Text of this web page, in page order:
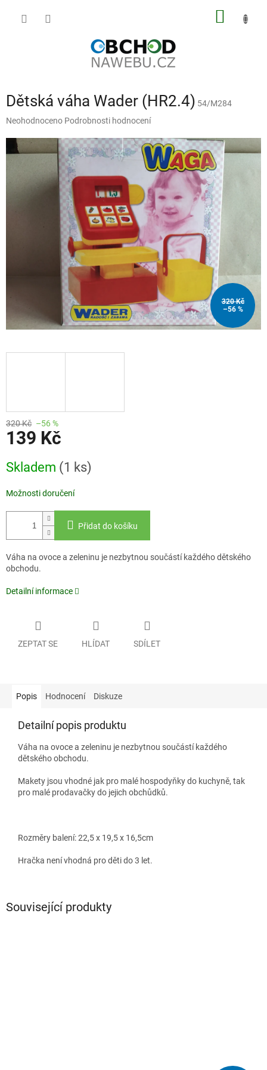
Dětská váha Wader (HR2.4) 54/M284
Průměrné
produktu
je
Neohodnoceno Podrobnosti hodnocení
320 Kč
–56 %
320 Kč –56 %
139 Kč
cena:
Skladem (1 ks)
Možnosti doručení
Přidat do košíku
Váha na ovoce a zeleninu je nezbytnou součástí každého dětského
obchodu.
Detailní informace
ZEPTAT SE HLÍDAT SDÍLET
Popis Hodnocení Diskuze
Detailní popis produktu
Váha na ovoce a zeleninu je nezbytnou součástí každého
dětského obchodu.
Makety jsou vhodné jak pro malé hospodyňky do kuchyně, tak
pro malé prodavačky do jejich obchůdků.
Rozměry balení: 22,5 x 19,5 x 16,5cm
Hračka není vhodná pro děti do 3 let.
Související produkty